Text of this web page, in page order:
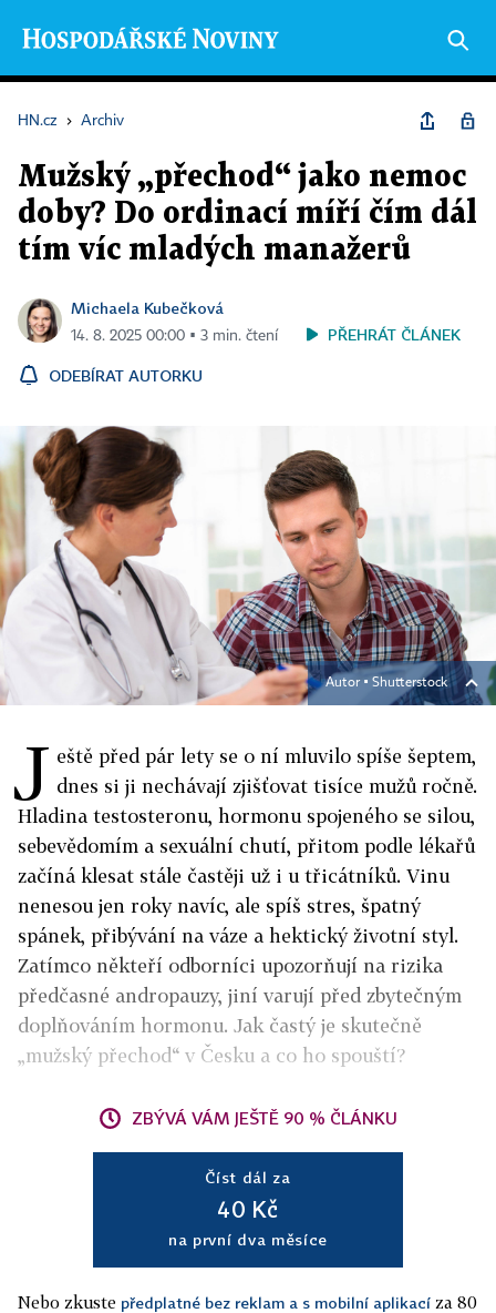
HN.cz › Archiv
Mužský „přechod“ jako nemoc
doby? Do ordinací míří čím dál
tím víc mladých manažerů
Michaela Kubečková
14. 8. 2025 00:00 ▪ 3 min. čtení PŘEHRÁT ČLÁNEK
ODEBÍRAT AUTORKU
Autor ▪ Shutterstock
J eště před pár lety se o ní mluvilo spíše šeptem,
dnes si ji nechávají zjišťovat tisíce mužů ročně.
Hladina testosteronu, hormonu spojeného se silou,
sebevědomím a sexuální chutí, přitom podle lékařů
začíná klesat stále častěji už i u třicátníků. Vinu
nenesou jen roky navíc, ale spíš stres, špatný
spánek, přibývání na váze a hektický životní styl.
Zatímco někteří odborníci upozorňují na rizika
předčasné andropauzy, jiní varují před zbytečným
doplňováním hormonu. Jak častý je skutečně
„mužský přechod“ v Česku a co ho spouští?
ZBÝVÁ VÁM JEŠTĚ 90 % ČLÁNKU
Číst dál za
40 Kč
na první dva měsíce
Nebo zkuste předplatné bez reklam a s mobilní aplikací za 80